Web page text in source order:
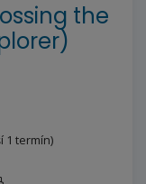
the
1 termín)